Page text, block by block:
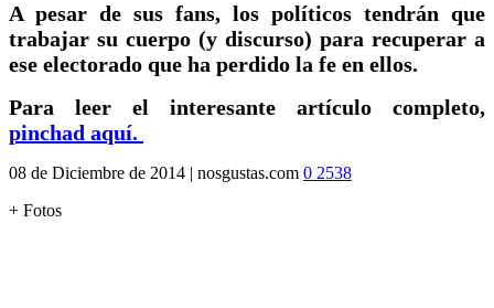
A pesar de sus fans, los políticos tendrán que
trabajar su cuerpo (y discurso) para recuperar a
ese electorado que ha perdido la fe en ellos.
Para leer el interesante artículo completo,
pinchad aquí.
08 de Diciembre de 2014 | nosgustas.com 0 2538
+ Fotos